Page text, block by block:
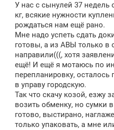
У нас с сынулей 37 недель
кг, всякие нужности
рождаться нам ещё рано.
Мне надо успеть сдать
готовы, а из АВЫ только в
направили(((, хотя
ещё! И ещё я мотаюсь по
перепланировку, осталось
в управу городскую.
Так что скачу козой, езжу
возить обменку, но сумки
готово, выстирано,
только упаковать, а мне